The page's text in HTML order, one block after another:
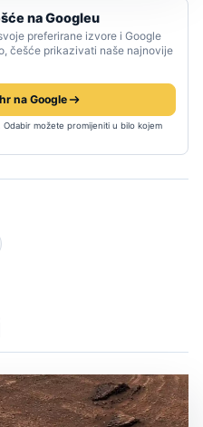
na Googleu
preferirane izvore i Google
češće prikazivati naše najnovije
na Google
možete promijeniti u bilo kojem